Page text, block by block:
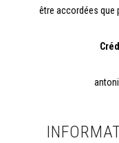
être accordées que